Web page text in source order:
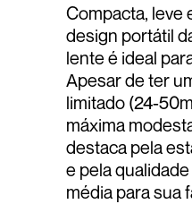
Compacta, leve
design portátil
lente é ideal
Apesar de ter
limitado (24-
máxima
destaca pela
e pela
média para sua